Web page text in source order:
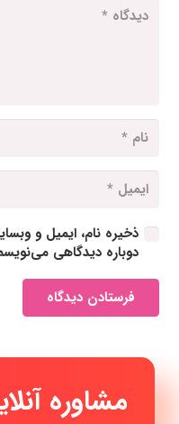
ذخیره نام، ایمیل و
دوباره دیدگاهی
فرستادن دیدگاه